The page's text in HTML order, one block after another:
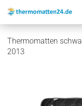
Thermomatten
2013